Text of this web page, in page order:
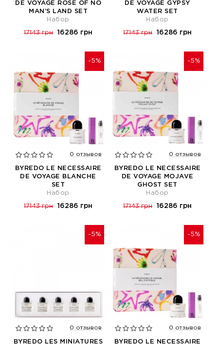
DE VOYAGE ROSE OF NO
MAN’S LAND SET
Набор
17143 грн 16286 грн
DE VOYAGE GYPSY
WATER SET
Набор
17143 грн 16286 грн
-5%
0 отзывов
BYREDO LE NECESSAIRE
DE VOYAGE BLANCHE
SET
Набор
17143 грн 16286 грн
-5%
0 отзывов
BYREDO LE NECESSAIRE
DE VOYAGE MOJAVE
GHOST SET
Набор
17143 грн 16286 грн
-5%
0 отзывов
BYREDO LES MINIATURES
-5%
0 отзывов
BYREDO LE NECESSAIRE